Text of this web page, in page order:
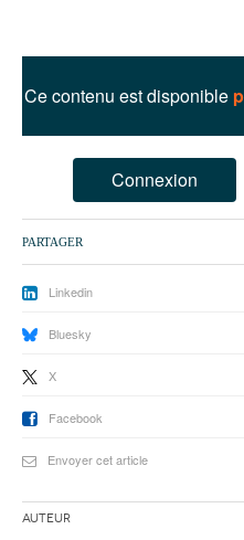
Ce contenu est disponible
Connexion
PARTAGER
Linkedin
Bluesky
X
Facebook
Envoyer cet article
Auteur